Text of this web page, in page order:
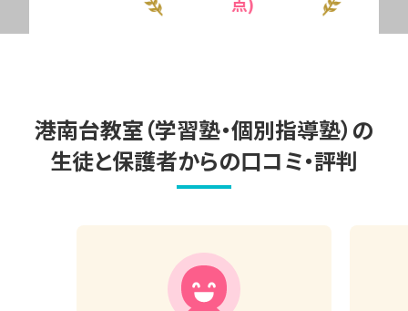
港南台教室（学習塾・個別指導塾）の
生徒と保護者からの口コミ・評判